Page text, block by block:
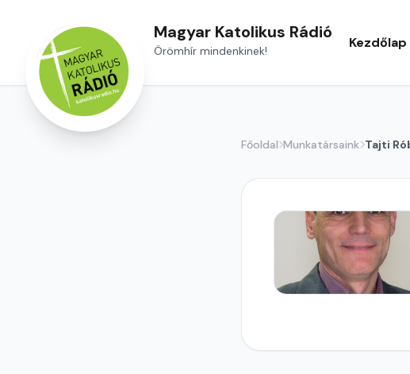
Magyar Katolikus Rádió
Örömhír mindenkinek! Kezdőlap
Főoldal Munkatársaink Tajti